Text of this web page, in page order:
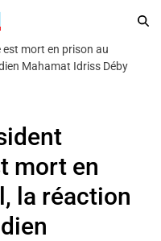
est mort en prison au
Mahamat Idriss Déby
mort en
la réaction